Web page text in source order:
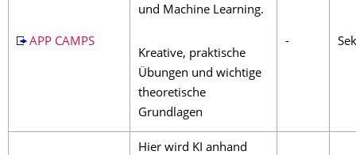
APP CAMPS
und Machine Learning.
Kreative, praktische
Übungen und wichtige
theoretische
Grundlagen
-
Hier wird KI anhand